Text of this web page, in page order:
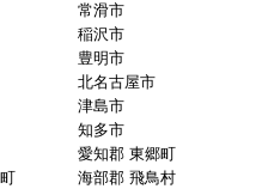
切でしたか？
したか？
常滑市
稲沢市
豊明市
北名古屋市
津島市
知多市
愛知郡 東郷町
海部郡 飛鳥村